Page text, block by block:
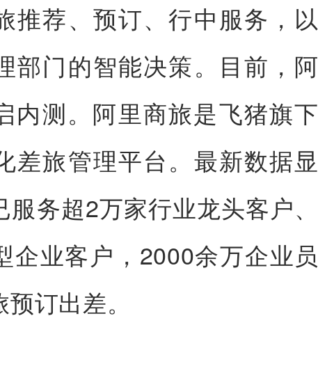
推荐、预订、行中服务，以
部门的智能决策。目前，阿
内测。阿里商旅是飞猪旗下
差旅管理平台。最新数据显
务超2万家行业龙头客户、
企业客户，2000余万企业员
订出差。